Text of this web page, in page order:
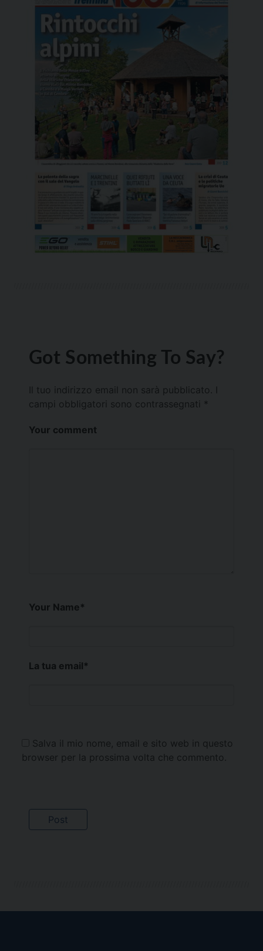
Got Something To Say?
Il tuo indirizzo email non sarà pubblicato.
campi obbligatori sono contrassegnati *
Your comment
Your Name*
La tua email*
Salva il mio nome, email e sito web in questo
browser per la prossima volta che commento.